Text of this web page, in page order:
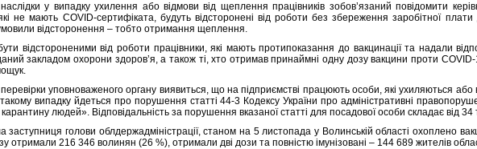
у випадку ухилення або відмови від щеплення працівників зобов’язаний повідомити
не мають COVID-сертифіката, будуть відсторонені від роботи без збереження заробітної
відсторонення – тобто отримання щеплення.
відстороненими від роботи працівники, які мають протипоказання до вакцинації та надали
закладом охорони здоров’я, а також ті, хто отримав принаймні одну дозу вакцини проти
уповноваженого органу виявиться, що на підприємстві працюють особи, які ухиляються або
випадку йдеться про порушення статті 44-3 Кодексу України про адміністративні
людей». Відповідальність за порушення вказаної статті для посадової особи складає від 34
заступниця голови облдержадміністрації, станом на 5 листопада у Волинській області охоплено
отримали 216 346 волинян (26 %), отримали дві дози та повністю імунізовані – 144 689 жителів